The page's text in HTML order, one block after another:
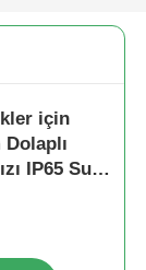
için
IP65 Su